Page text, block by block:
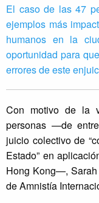
El caso de las 47
ejemplos más
humanos en la
oportunidad para
errores de este
Con motivo de la
personas —de
juicio colectivo de
Estado” en
Hong Kong—,
de Amnistía